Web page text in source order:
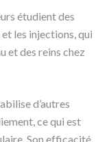
étudient des
les injections, qui
et des reins chez
d’autres
ce qui est
Son efficacité